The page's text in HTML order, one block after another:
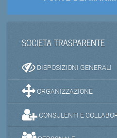
SOCIETA TRASPARENTE
DISPOSIZIONI GENERALI
ORGANIZZAZIONE
CONSULENTI E